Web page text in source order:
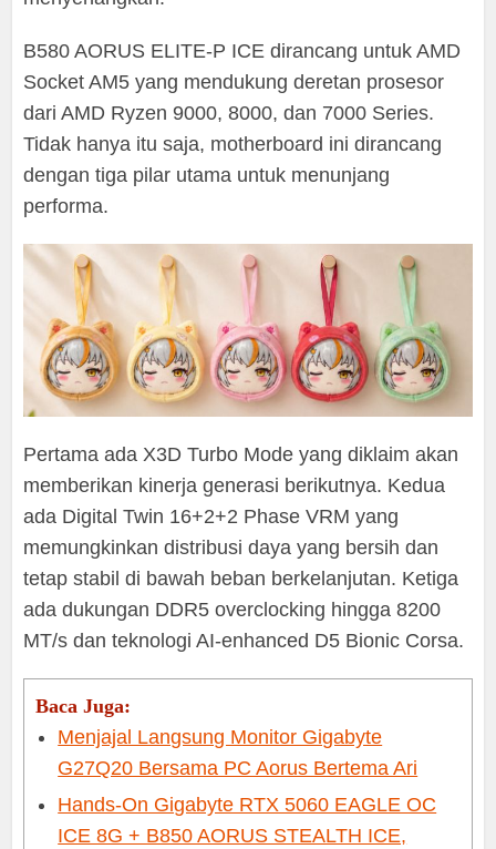
B580 AORUS ELITE-P ICE dirancang untuk AMD
Socket AM5 yang mendukung deretan prosesor
dari AMD Ryzen 9000, 8000, dan 7000 Series.
Tidak hanya itu saja, motherboard ini dirancang
dengan tiga pilar utama untuk menunjang
performa.
Pertama ada X3D Turbo Mode yang diklaim akan
memberikan kinerja generasi berikutnya. Kedua
ada Digital Twin 16+2+2 Phase VRM yang
memungkinkan distribusi daya yang bersih dan
tetap stabil di bawah beban berkelanjutan. Ketiga
ada dukungan DDR5 overclocking hingga 8200
MT/s dan teknologi AI-enhanced D5 Bionic Corsa.
Baca Juga:
Menjajal Langsung Monitor Gigabyte
G27Q20 Bersama PC Aorus Bertema Ari
Hands-On Gigabyte RTX 5060 EAGLE OC
ICE 8G + B850 AORUS STEALTH ICE,